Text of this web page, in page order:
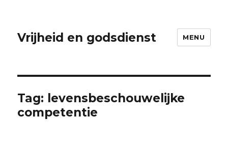
Vrijheid en godsdienst MENU
Tag: levensbeschouwelijke
competentie